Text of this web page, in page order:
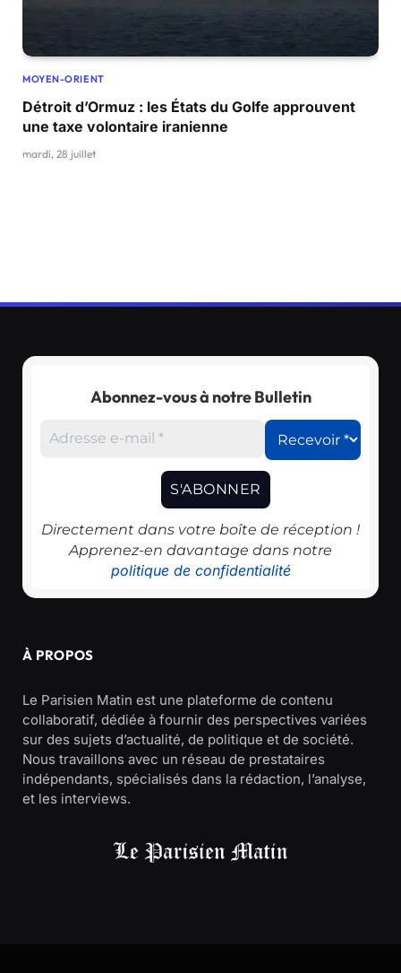
MOYEN-ORIENT
Détroit d’Ormuz : les États du Golfe approuvent
une taxe volontaire iranienne
mardi, 28 juillet
Abonnez-vous à notre Bulletin
Directement dans votre boîte de réception !
Apprenez-en davantage dans notre
politique de confidentialité
À PROPOS
Le Parisien Matin est une plateforme de contenu
collaboratif, dédiée à fournir des perspectives variées
sur des sujets d’actualité, de politique et de société.
Nous travaillons avec un réseau de prestataires
indépendants, spécialisés dans la rédaction, l’analyse,
et les interviews.